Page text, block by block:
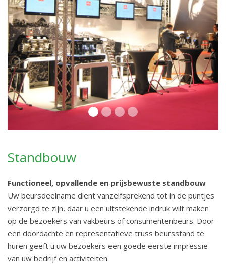
Previous Next
Standbouw
Functioneel, opvallende en prijsbewuste standbouw
Uw beursdeelname dient vanzelfsprekend tot in de puntjes
verzorgd te zijn, daar u een uitstekende indruk wilt maken
op de bezoekers van vakbeurs of consumentenbeurs. Door
een doordachte en representatieve truss beursstand te
huren geeft u uw bezoekers een goede eerste impressie
van uw bedrijf en activiteiten.